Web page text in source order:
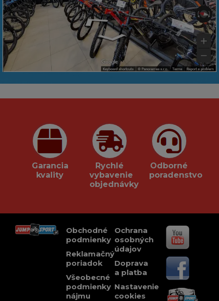
Garancia
kvality
Rychlé
vybavenie
objednávky
Odborné
poradenstvo
Obchodné
podmienky
Reklamačný
poriadok
Všeobecné
podmienky
nájmu
Ochrana
osobných
údajov
Doprava
a platba
Nastavenie
cookies